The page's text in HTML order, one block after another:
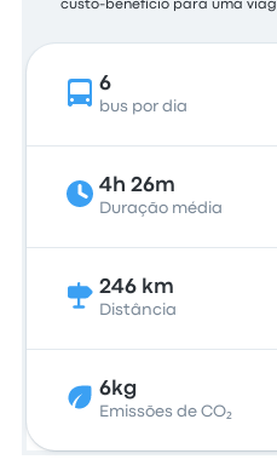
custo-benefício para uma
6
bus por dia
4h 26m
Duração média
246 km
Distância
6kg
Emissões de CO₂